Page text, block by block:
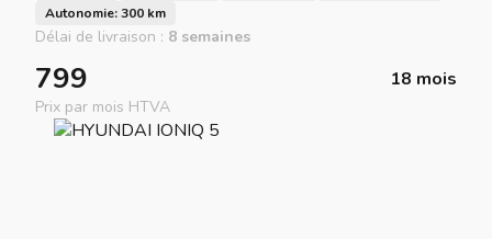
Autonomie: 300 km
Délai de livraison : 8 semaines
799 18 mois
Prix par mois HTVA